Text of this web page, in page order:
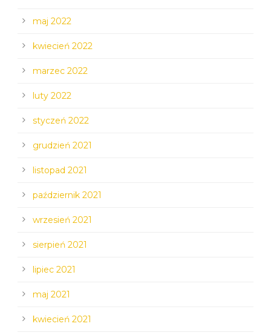
maj 2022
kwiecień 2022
marzec 2022
luty 2022
styczeń 2022
grudzień 2021
listopad 2021
październik 2021
wrzesień 2021
sierpień 2021
lipiec 2021
maj 2021
kwiecień 2021